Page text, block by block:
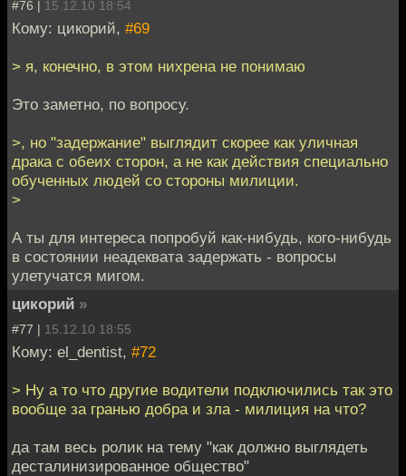
#76 | 15.12.10 18:54
Кому: цикорий, #69
> я, конечно, в этом нихрена не понимаю
Это заметно, по вопросу.
>, но "задержание" выглядит скорее как уличная
драка с обеих сторон, а не как действия специально
обученных людей со стороны милиции.
>
А ты для интереса попробуй как-нибудь, кого-нибудь
в состоянии неадеквата задержать - вопросы
улетучатся мигом.
цикорий »
#77 | 15.12.10 18:55
Кому: el_dentist, #72
> Ну а то что другие водители подключились так это
вообще за гранью добра и зла - милиция на что?
да там весь ролик на тему "как должно выглядеть
десталинизированное общество"